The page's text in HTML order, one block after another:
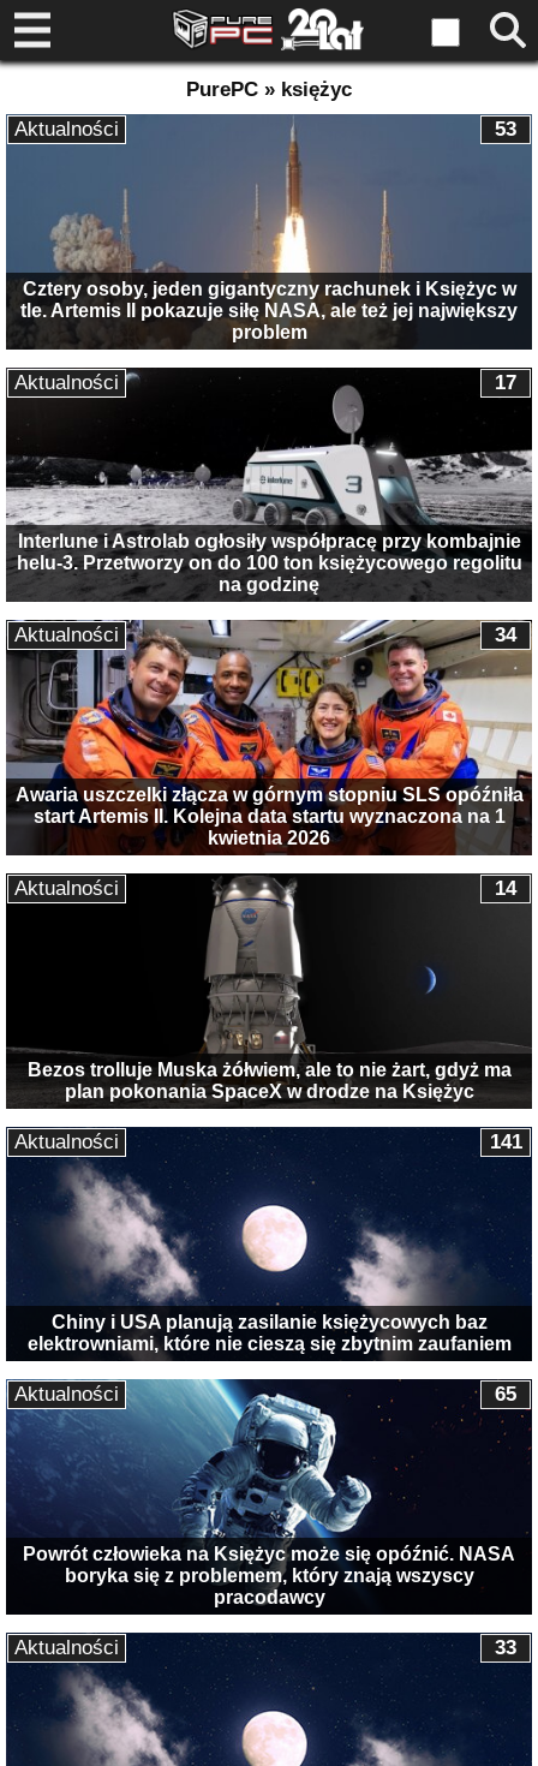
PurePC » księżyc
Cztery osoby, jeden gigantyczny rachunek i Księżyc w
tle. Artemis II pokazuje siłę NASA, ale też jej największy
problem
53
Aktualności
Interlune i Astrolab ogłosiły współpracę przy kombajnie
helu-3. Przetworzy on do 100 ton księżycowego regolitu
na godzinę
17
Aktualności
Awaria uszczelki złącza w górnym stopniu SLS opóźniła
start Artemis II. Kolejna data startu wyznaczona na 1
kwietnia 2026
34
Aktualności
Bezos trolluje Muska żółwiem, ale to nie żart, gdyż ma
plan pokonania SpaceX w drodze na Księżyc
14
Aktualności
Chiny i USA planują zasilanie księżycowych baz
elektrowniami, które nie cieszą się zbytnim zaufaniem
141
Aktualności
Powrót człowieka na Księżyc może się opóźnić. NASA
boryka się z problemem, który znają wszyscy
pracodawcy
65
Aktualności
33
Aktualności